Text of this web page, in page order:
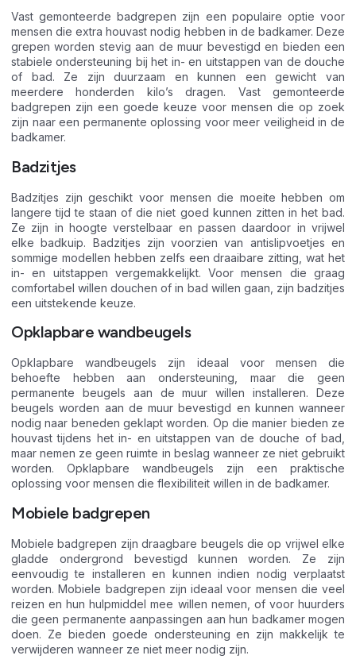
Vast gemonteerde badgrepen zijn een populaire optie voor
mensen die extra houvast nodig hebben in de badkamer. Deze
grepen worden stevig aan de muur bevestigd en bieden een
stabiele ondersteuning bij het in- en uitstappen van de douche
of bad. Ze zijn duurzaam en kunnen een gewicht van
meerdere honderden kilo’s dragen. Vast gemonteerde
badgrepen zijn een goede keuze voor mensen die op zoek
zijn naar een permanente oplossing voor meer veiligheid in de
badkamer.
Badzitjes
Badzitjes zijn geschikt voor mensen die moeite hebben om
langere tijd te staan of die niet goed kunnen zitten in het bad.
Ze zijn in hoogte verstelbaar en passen daardoor in vrijwel
elke badkuip. Badzitjes zijn voorzien van antislipvoetjes en
sommige modellen hebben zelfs een draaibare zitting, wat het
in- en uitstappen vergemakkelijkt. Voor mensen die graag
comfortabel willen douchen of in bad willen gaan, zijn badzitjes
een uitstekende keuze.
Opklapbare wandbeugels
Opklapbare wandbeugels zijn ideaal voor mensen die
behoefte hebben aan ondersteuning, maar die geen
permanente beugels aan de muur willen installeren. Deze
beugels worden aan de muur bevestigd en kunnen wanneer
nodig naar beneden geklapt worden. Op die manier bieden ze
houvast tijdens het in- en uitstappen van de douche of bad,
maar nemen ze geen ruimte in beslag wanneer ze niet gebruikt
worden. Opklapbare wandbeugels zijn een praktische
oplossing voor mensen die flexibiliteit willen in de badkamer.
Mobiele badgrepen
Mobiele badgrepen zijn draagbare beugels die op vrijwel elke
gladde ondergrond bevestigd kunnen worden. Ze zijn
eenvoudig te installeren en kunnen indien nodig verplaatst
worden. Mobiele badgrepen zijn ideaal voor mensen die veel
reizen en hun hulpmiddel mee willen nemen, of voor huurders
die geen permanente aanpassingen aan hun badkamer mogen
doen. Ze bieden goede ondersteuning en zijn makkelijk te
verwijderen wanneer ze niet meer nodig zijn.